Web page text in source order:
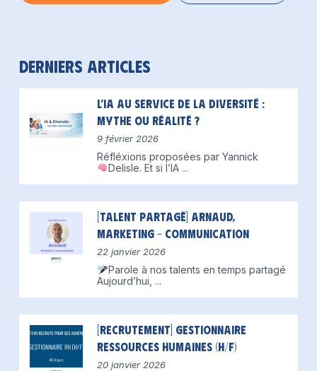
Derniers articles
L’IA au service de la diversité :
mythe ou réalité ?
9 février 2026
Réfléxions proposées par Yannick
Delisle. Et si l’IA ...
[Talent partagé] Arnaud,
Marketing – Communication
22 janvier 2026
Parole à nos talents en temps partagé
Aujourd’hui, ...
[Recrutement] Gestionnaire
Ressources Humaines (H/F)
20 janvier 2026